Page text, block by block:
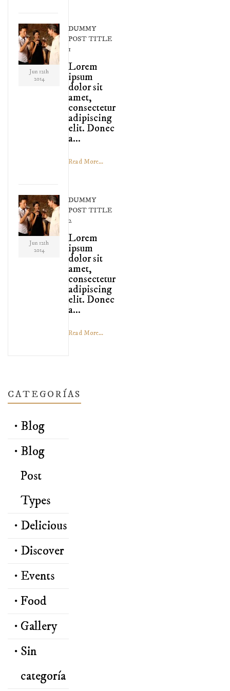
Jun 12th
2014
DUMMY
POST TITLE
1
Lorem
ipsum
dolor sit
amet,
consectetur
adipiscing
elit. Donec
a...
Read More...
Jun 12th
2014
DUMMY
POST TITLE
2
Lorem
ipsum
dolor sit
amet,
consectetur
adipiscing
elit. Donec
a...
Read More...
CATEGORÍAS
Blog
Blog
Post
Types
Delicious
Discover
Events
Food
Gallery
Sin
categoría